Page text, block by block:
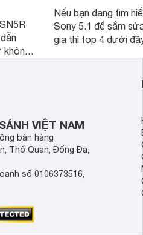
không
là
Nếu bạn đang tìm
Sony 5.1 để sắm
gia thì top 4 dưới
VIỆT NAM
bán hàng
Thổ Quan, Đống Đa,
số 0106373516,